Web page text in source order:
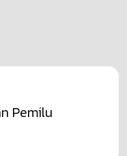
&
PTPS
Pemilu